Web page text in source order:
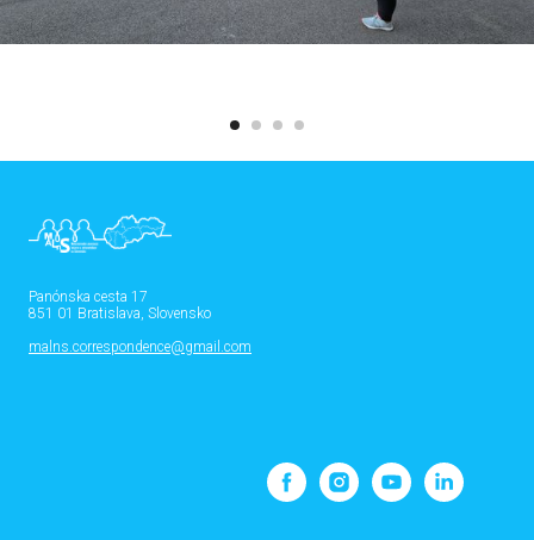
Panónska cesta 17
851 01 Bratislava, Slovensko
malns.correspondence@gmail.com